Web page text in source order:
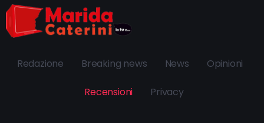
Redazione Breaking news News Opinioni
Recensioni Privacy